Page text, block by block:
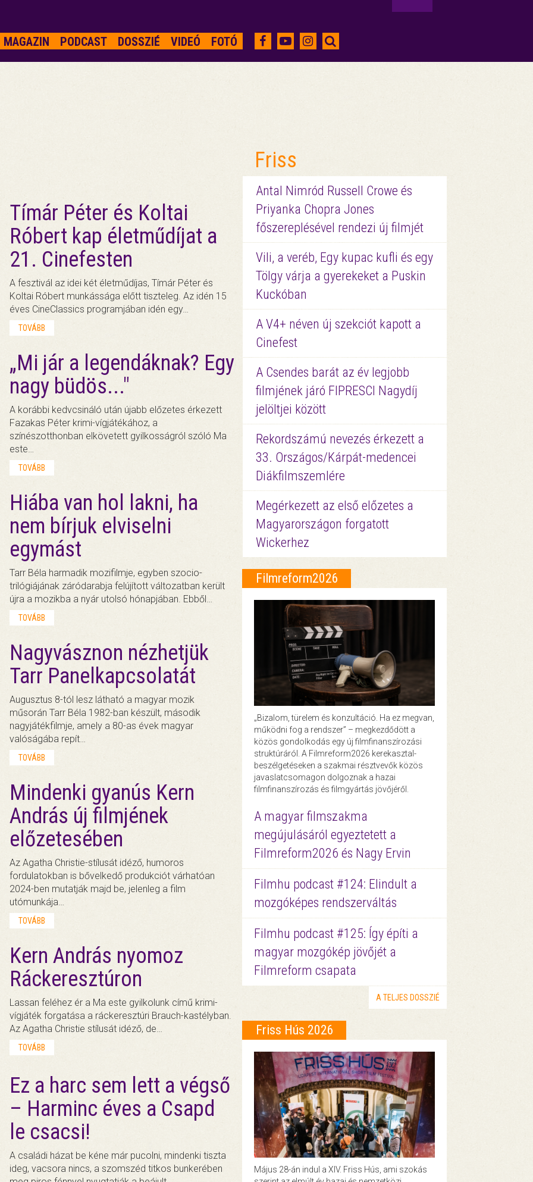
MAGAZIN PODCAST DOSSZIÉ VIDEÓ FOTÓ
Tímár Péter és Koltai
Róbert kap életműdíjat a
21. Cinefesten
A fesztivál az idei két életműdíjas, Tímár Péter és
Koltai Róbert munkássága előtt tiszteleg. Az idén 15
éves CineClassics programjában idén egy…
TOVÁBB
„Mi jár a legendáknak? Egy
nagy büdös..."
A korábbi kedvcsináló után újabb előzetes érkezett
Fazakas Péter krimi-vígjátékához, a
színészotthonban elkövetett gyilkosságról szóló Ma
este…
TOVÁBB
Hiába van hol lakni, ha
nem bírjuk elviselni
egymást
Tarr Béla harmadik mozifilmje, egyben szocio-
trilógiájának záródarabja felújított változatban került
újra a mozikba a nyár utolsó hónapjában. Ebből…
TOVÁBB
Nagyvásznon nézhetjük
Tarr Panelkapcsolatát
Augusztus 8-tól lesz látható a magyar mozik
műsorán Tarr Béla 1982-ban készült, második
nagyjátékfilmje, amely a 80-as évek magyar
valóságába repít…
TOVÁBB
Mindenki gyanús Kern
András új filmjének
előzetesében
Az Agatha Christie-stílusát idéző, humoros
fordulatokban is bővelkedő produkciót várhatóan
2024-ben mutatják majd be, jelenleg a film
utómunkája…
TOVÁBB
Kern András nyomoz
Ráckeresztúron
Lassan feléhez ér a Ma este gyilkolunk című krimi-
vígjáték forgatása a ráckeresztúri Brauch-kastélyban.
Az Agatha Christie stílusát idéző, de…
TOVÁBB
Ez a harc sem lett a végső
– Harminc éves a Csapd
le csacsi!
A családi házat be kéne már pucolni, mindenki tiszta
ideg, vacsora nincs, a szomszéd titkos bunkerében
Friss
Antal Nimród Russell Crowe és
Priyanka Chopra Jones
főszereplésével rendezi új filmjét
Vili, a veréb, Egy kupac kufli és egy
Tölgy várja a gyerekeket a Puskin
Kuckóban
A V4+ néven új szekciót kapott a
Cinefest
A Csendes barát az év legjobb
filmjének járó FIPRESCI Nagydíj
jelöltjei között
Rekordszámú nevezés érkezett a
33. Országos/Kárpát-medencei
Diákfilmszemlére
Megérkezett az első előzetes a
Magyarországon forgatott
Wickerhez
Filmreform2026
„Bizalom, türelem és konzultáció. Ha ez megvan,
működni fog a rendszer” – megkezdődött a
közös gondolkodás egy új filmfinanszírozási
struktúráról. A Filmreform2026 kerekasztal-
beszélgetéseken a szakmai résztvevők közös
javaslatcsomagon dolgoznak a hazai
filmfinanszírozás és filmgyártás jövőjéről.
A magyar filmszakma
megújulásáról egyeztetett a
Filmreform2026 és Nagy Ervin
Filmhu podcast #124: Elindult a
mozgóképes rendszerváltás
Filmhu podcast #125: Így építi a
magyar mozgókép jövőjét a
Filmreform csapata
A TELJES DOSSZIÉ
Friss Hús 2026
Május 28-án indul a XIV. Friss Hús, ami szokás